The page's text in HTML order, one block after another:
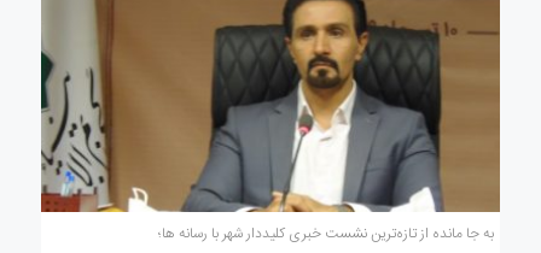
به جا مانده از تازه‌ترین نشست خبری کلیددار شهر با رسانه ها؛